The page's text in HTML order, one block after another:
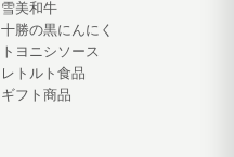
雪美和牛
十勝の黒にんにく
トヨニシソース
レトルト食品
ギフト商品